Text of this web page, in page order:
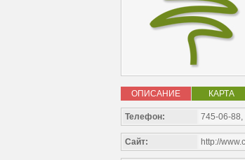
ОПИСАНИЕ КАРТА
Телефон: 745-06-88,
Сайт: http://